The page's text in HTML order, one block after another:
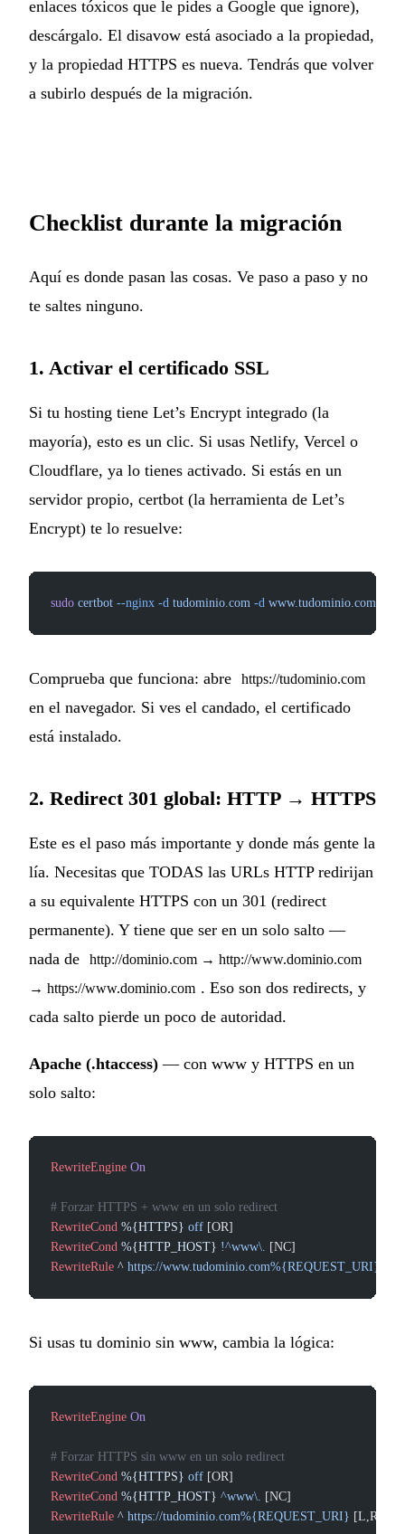
enlaces tóxicos que le pides a Google que ignore),
descárgalo. El disavow está asociado a la propiedad,
y la propiedad HTTPS es nueva. Tendrás que volver
a subirlo después de la migración.
Checklist durante la migración
Aquí es donde pasan las cosas. Ve paso a paso y no
te saltes ninguno.
1. Activar el certificado SSL
Si tu hosting tiene Let’s Encrypt integrado (la
mayoría), esto es un clic. Si usas Netlify, Vercel o
Cloudflare, ya lo tienes activado. Si estás en un
servidor propio, certbot (la herramienta de Let’s
Encrypt) te lo resuelve:
sudo certbot --nginx -d tudominio.com -d www.tudominio.com
Comprueba que funciona: abre https://tudominio.com
en el navegador. Si ves el candado, el certificado
está instalado.
2. Redirect 301 global: HTTP → HTTPS
Este es el paso más importante y donde más gente la
lía. Necesitas que TODAS las URLs HTTP redirijan
a su equivalente HTTPS con un 301 (redirect
permanente). Y tiene que ser en un solo salto —
nada de
http://dominio.com → http://www.dominio.com
→ https://www.dominio.com . Eso son dos redirects, y
cada salto pierde un poco de autoridad.
Apache (.htaccess) — con www y HTTPS en un
solo salto:
RewriteEngine On
# Forzar HTTPS + www en un solo redirect
RewriteCond %{HTTPS} off [OR]
RewriteCond %{HTTP_HOST} !^www\.
[NC]
RewriteRule ^ https://www.tudominio.com%{REQUEST_URI}
Si usas tu dominio sin www, cambia la lógica:
RewriteEngine On
# Forzar HTTPS sin www en un solo redirect
RewriteCond %{HTTPS} off [OR]
RewriteCond %{HTTP_HOST} ^www\.
[NC]
RewriteRule ^ https://tudominio.com%{REQUEST_URI} [L,R=